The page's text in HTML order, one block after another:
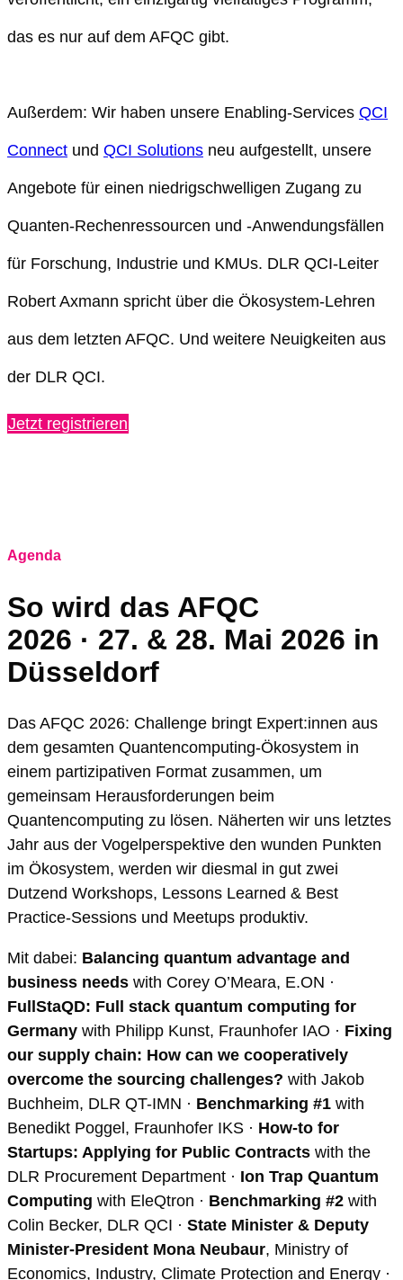
das es nur auf dem AFQC gibt.
Außerdem: Wir haben unsere Enabling-Services QCI
Connect und QCI Solutions neu aufgestellt, unsere
Angebote für einen niedrigschwelligen Zugang zu
Quanten-Rechenressourcen und -Anwendungsfällen
für Forschung, Industrie und KMUs. DLR QCI-Leiter
Robert Axmann spricht über die Ökosystem-Lehren
aus dem letzten AFQC. Und weitere Neuigkeiten aus
der DLR QCI.
Jetzt registrieren
Agenda
So wird das AFQC
2026 · 27. & 28. Mai 2026 in
Düsseldorf
Das AFQC 2026: Challenge bringt Expert:innen aus
dem gesamten Quantencomputing-Ökosystem in
einem partizipativen Format zusammen, um
gemeinsam Herausforderungen beim
Quantencomputing zu lösen. Näherten wir uns letztes
Jahr aus der Vogelperspektive den wunden Punkten
im Ökosystem, werden wir diesmal in gut zwei
Dutzend Workshops, Lessons Learned & Best
Practice-Sessions und Meetups produktiv.
Mit dabei: Balancing quantum advantage and
business needs with Corey O’Meara, E.ON ·
FullStaQD: Full stack quantum computing for
Germany with Philipp Kunst, Fraunhofer IAO · Fixing
our supply chain: How can we cooperatively
overcome the sourcing challenges? with Jakob
Buchheim, DLR QT-IMN · Benchmarking #1 with
Benedikt Poggel, Fraunhofer IKS · How-to for
Startups: Applying for Public Contracts with the
DLR Procurement Department · Ion Trap Quantum
Computing with EleQtron · Benchmarking #2 with
Colin Becker, DLR QCI · State Minister & Deputy
Minister-President Mona Neubaur, Ministry of
Economics, Industry, Climate Protection and Energy ·